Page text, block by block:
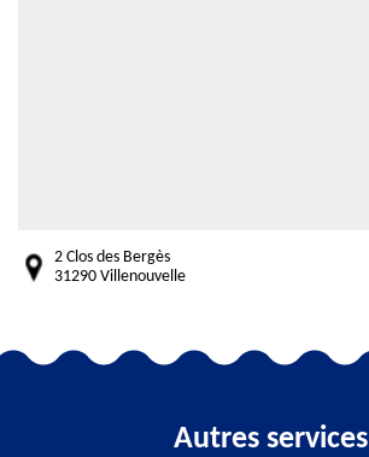
2 Clos des Bergès
31290 Villenouvelle
Autres services